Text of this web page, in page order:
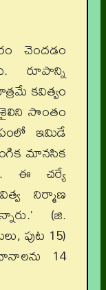
చెందడం
రూపాన్ని
కవిత్వం
సొంతం
ఇమిడే
మానసిక
ఈ చర్యే
నిర్మాణ
(జి.
పుట 15)
14